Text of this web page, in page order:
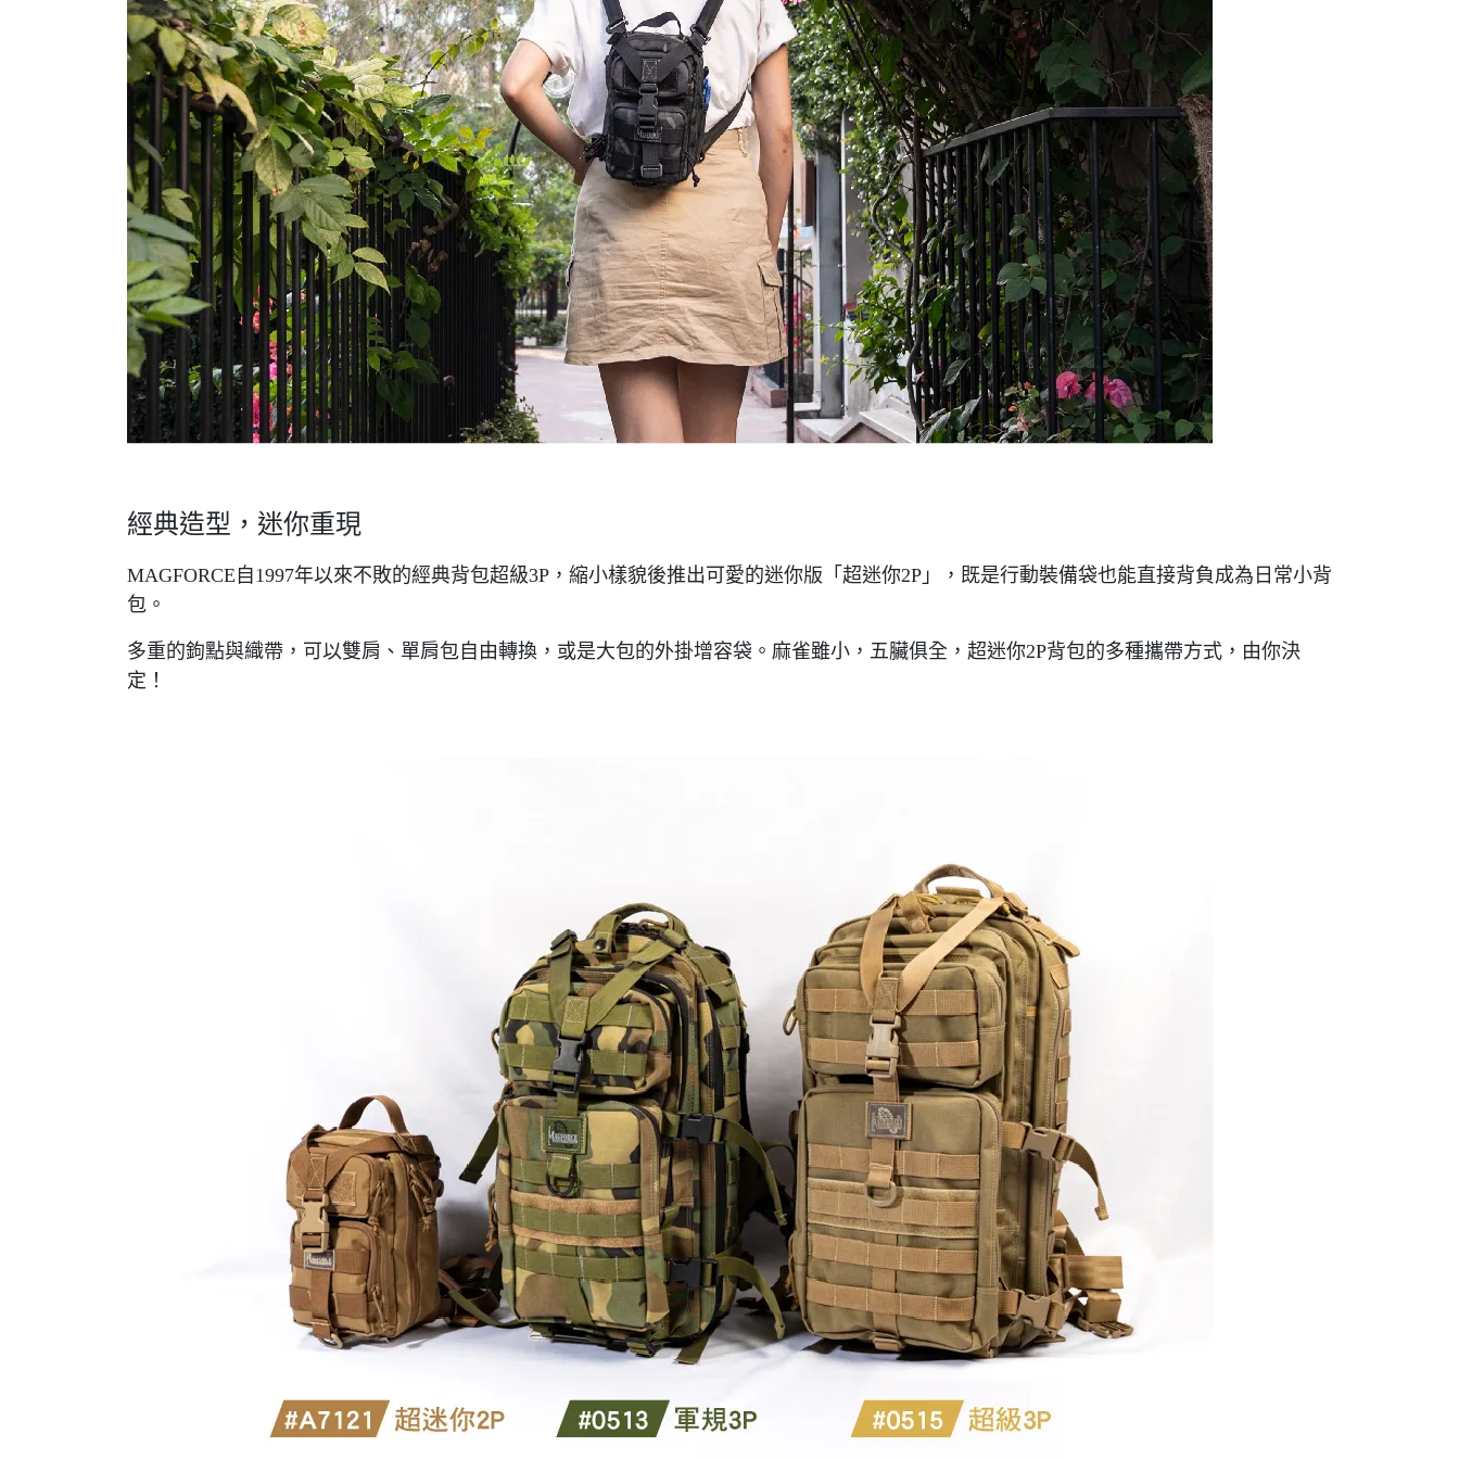
經典造型，迷你重現
MAGFORCE自1997年以來不敗的經典背包超級3P，縮小樣貌後推出可愛的迷你版「超迷你2P」，既是行動裝備袋也能直接背負成為日常小背
包。
多重的鉤點與織帶，可以雙肩、單肩包自由轉換，或是大包的外掛增容袋。麻雀雖小，五臟俱全，超迷你2P背包的多種攜帶方式，由你決
定！